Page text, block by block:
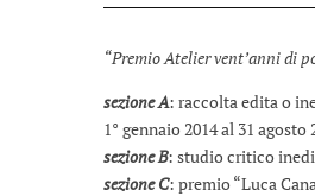
“Premio Atelier vent’anni di
sezione A: raccolta edita o
1° gennaio 2014 al 31 agosto
sezione B: studio critico
sezione C: premio “Luca